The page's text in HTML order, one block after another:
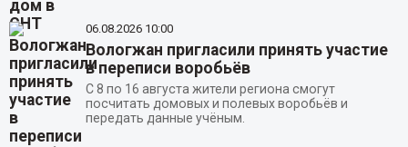
06.08.2026 10:00
Вологжан пригласили принять участие
в переписи воробьёв
С 8 по 16 августа жители региона смогут
посчитать домовых и полевых воробьёв и
передать данные учёным.